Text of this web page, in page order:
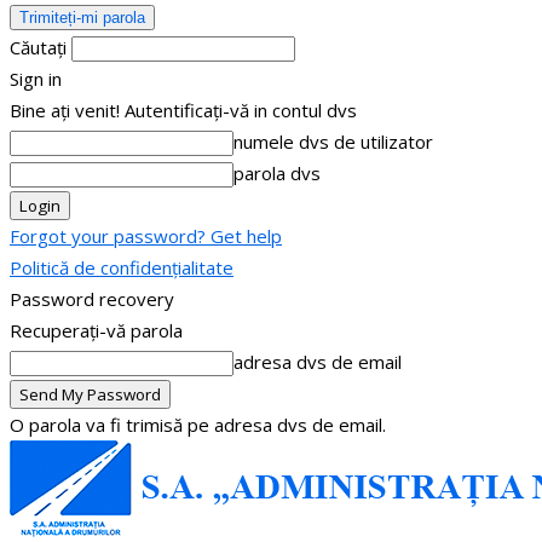
Căutați
Sign in
Bine ați venit! Autentificați-vă in contul dvs
numele dvs de utilizator
parola dvs
Forgot your password? Get help
Politică de confidențialitate
Password recovery
Recuperați-vă parola
adresa dvs de email
O parola va fi trimisă pe adresa dvs de email.